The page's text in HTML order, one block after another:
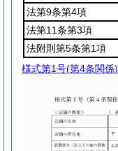
法第9条第4項
法第11条第3項
法附則第5条第1項
様式第1号(第4条関係)